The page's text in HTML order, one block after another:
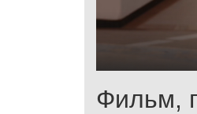
Фильм,